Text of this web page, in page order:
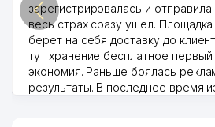
47 GAZON AVANGARD MChJ
48
UMUMIY O'RTA TA'LIM
№184
49 IBRAT COMPANY MChJ
зарегистрировалась и отправила
весь страх сразу ушел.
берет на себя доставку до
тут хранение бесплатное
экономия. Раньше боялась
результаты. В последнее время